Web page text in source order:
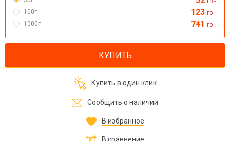
100г
123 грн
1000г
741 грн
КУПИТЬ
Купить в один клик
Сообщить о наличии
В избранное